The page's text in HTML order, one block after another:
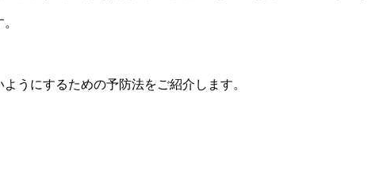
うにするための予防法をご紹介します。